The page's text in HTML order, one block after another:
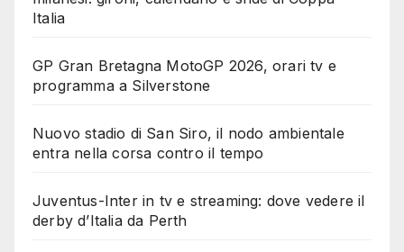
Italia
GP Gran Bretagna MotoGP 2026, orari tv e
programma a Silverstone
Nuovo stadio di San Siro, il nodo ambientale
entra nella corsa contro il tempo
Juventus-Inter in tv e streaming: dove vedere il
derby d’Italia da Perth